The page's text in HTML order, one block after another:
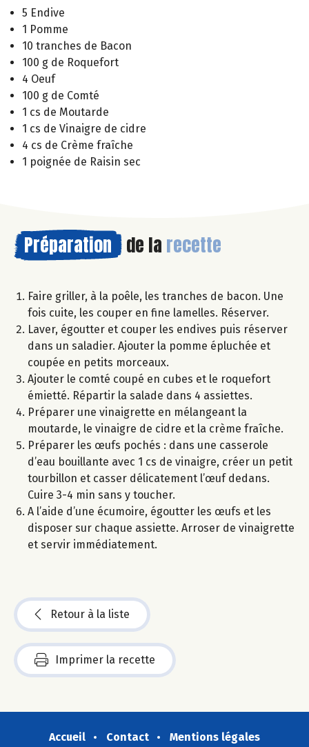
5 Endive
1 Pomme
10 tranches de Bacon
100 g de Roquefort
4 Oeuf
100 g de Comté
1 cs de Moutarde
1 cs de Vinaigre de cidre
4 cs de Crème fraîche
1 poignée de Raisin sec
Préparation de la recette
Faire griller, à la poêle, les tranches de bacon. Une
fois cuite, les couper en fine lamelles. Réserver.
Laver, égoutter et couper les endives puis réserver
dans un saladier. Ajouter la pomme épluchée et
coupée en petits morceaux.
Ajouter le comté coupé en cubes et le roquefort
émietté. Répartir la salade dans 4 assiettes.
Préparer une vinaigrette en mélangeant la
moutarde, le vinaigre de cidre et la crème fraîche.
Préparer les œufs pochés : dans une casserole
d’eau bouillante avec 1 cs de vinaigre, créer un petit
tourbillon et casser délicatement l’œuf dedans.
Cuire 3-4 min sans y toucher.
A l’aide d’une écumoire, égoutter les œufs et les
disposer sur chaque assiette. Arroser de vinaigrette
et servir immédiatement.
Retour à la liste
Imprimer la recette
Accueil Contact
Mentions légales